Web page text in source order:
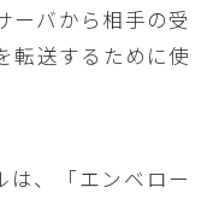
ーバから相手の受
転送するために使
は、「エンベロー